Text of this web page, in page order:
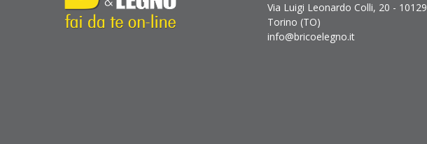
Via Luigi Leonardo Colli, 20 - 10129
Torino (TO)
info@bricoelegno.it